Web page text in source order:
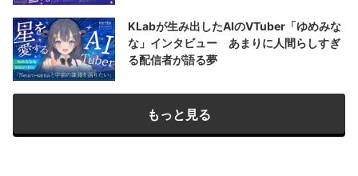
KLabが生み出したAIのVTuber「ゆめみな
な」インタビュー あまりに人間らしすぎ
る配信者が語る夢
もっと見る